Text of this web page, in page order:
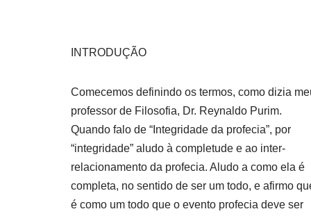
INTRODUÇÃO
Comecemos definindo os termos, como dizia
professor de Filosofia, Dr. Reynaldo Purim.
Quando falo de “Integridade da profecia”, por
“integridade” aludo à completude e ao inter-
relacionamento da profecia. Aludo a como ela é
completa, no sentido de ser um todo, e afirmo
é como um todo que o evento profecia deve ser